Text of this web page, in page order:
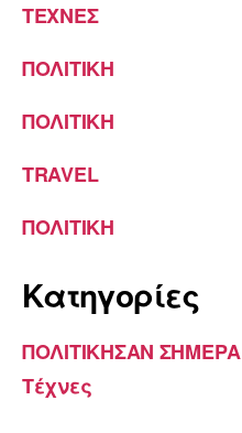
ΤΕΧΝΕΣ
ΠΟΛΙΤΙΚΗ
ΠΟΛΙΤΙΚΗ
TRAVEL
ΠΟΛΙΤΙΚΗ
Kατηγορίες
ΠΟΛΙΤΙΚΗΣΑΝ ΣΗΜΕΡΑ
Τέχνες